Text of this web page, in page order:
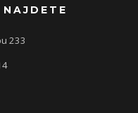
233